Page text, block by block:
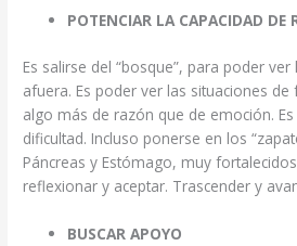
POTENCIAR LA CAPACIDAD DE
Es salirse del “bosque”, para poder
afuera. Es poder ver las situaciones
algo más de razón que de emoción.
dificultad. Incluso ponerse en los
Páncreas y Estómago, muy
reflexionar y aceptar. Trascender y
BUSCAR APOYO